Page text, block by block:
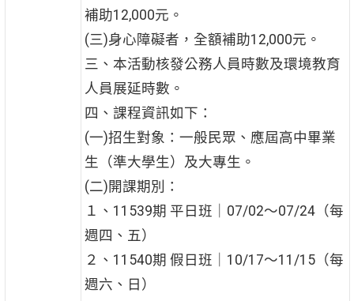
補助12,000元。
(三)身心障礙者，全額補助12,000元。
三、本活動核發公務人員時數及環境教育
人員展延時數。
四、課程資訊如下：
(一)招生對象：一般民眾、應屆高中畢業
生（準大學生）及大專生。
(二)開課期別：
１、11539期 平日班｜07/02～07/24（每
週四、五）
２、11540期 假日班｜10/17～11/15（每
週六、日）